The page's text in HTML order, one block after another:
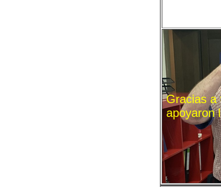
Gracias a
apoyaron